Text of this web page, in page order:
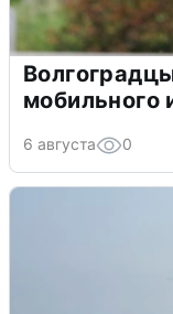
мобильного
6 августа 0